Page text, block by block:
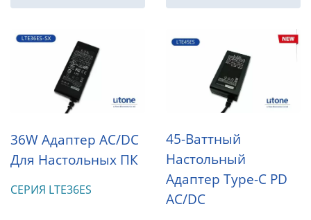
36W Адаптер AC/DC
Для Настольных ПК
СЕРИЯ LTE36ES
45-Ваттный
Настольный
Адаптер Type-C PD
AC/DC